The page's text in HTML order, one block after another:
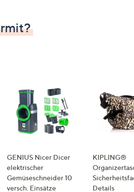
GENIUS Nicer Dicer
elektrischer
Gemüseschneider 10
versch. Einsätze
KIPLING®
Details